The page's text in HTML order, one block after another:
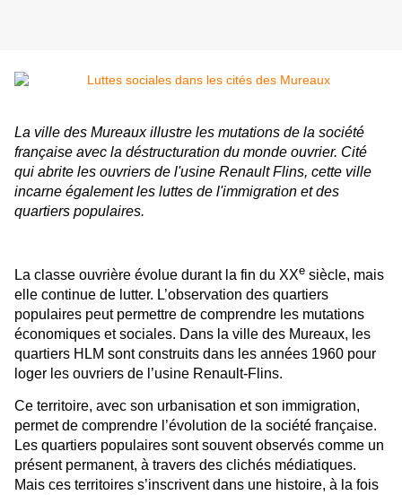
La ville des Mureaux illustre les mutations de la société
française avec la déstructuration du monde ouvrier. Cité
qui abrite les ouvriers de l'usine Renault Flins, cette ville
incarne également les luttes de l'immigration et des
quartiers populaires.
La classe ouvrière évolue durant la fin du XXe siècle, mais
elle continue de lutter. L’observation des quartiers
populaires peut permettre de comprendre les mutations
économiques et sociales. Dans la ville des Mureaux, les
quartiers HLM sont construits dans les années 1960 pour
loger les ouvriers de l’usine Renault-Flins.
Ce territoire, avec son urbanisation et son immigration,
permet de comprendre l’évolution de la société française.
Les quartiers populaires sont souvent observés comme un
présent permanent, à travers des clichés médiatiques.
Mais ces territoires s’inscrivent dans une histoire, à la fois